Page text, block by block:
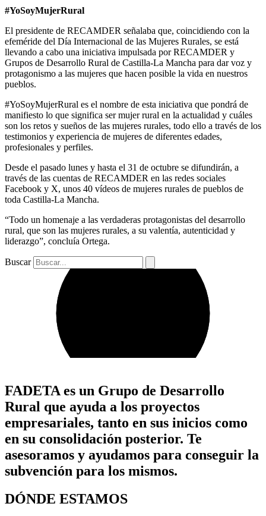
#YoSoyMujerRural
El presidente de RECAMDER señalaba que, coincidiendo con la
efeméride del Día Internacional de las Mujeres Rurales, se está
llevando a cabo una iniciativa impulsada por RECAMDER y
Grupos de Desarrollo Rural de Castilla-La Mancha para dar voz y
protagonismo a las mujeres que hacen posible la vida en nuestros
pueblos.
#YoSoyMujerRural es el nombre de esta iniciativa que pondrá de
manifiesto lo que significa ser mujer rural en la actualidad y cuáles
son los retos y sueños de las mujeres rurales, todo ello a través de los
testimonios y experiencia de mujeres de diferentes edades,
profesionales y perfiles.
Desde el pasado lunes y hasta el 31 de octubre se difundirán, a
través de las cuentas de RECAMDER en las redes sociales
Facebook y X, unos 40 vídeos de mujeres rurales de pueblos de
toda Castilla-La Mancha.
“Todo un homenaje a las verdaderas protagonistas del desarrollo
rural, que son las mujeres rurales, a su valentía, autenticidad y
liderazgo”, concluía Ortega.
Buscar
FADETA es un Grupo de Desarrollo
Rural que ayuda a los proyectos
empresariales, tanto en sus inicios como
en su consolidación posterior. Te
asesoramos y ayudamos para conseguir la
subvención para los mismos.
DÓNDE ESTAMOS